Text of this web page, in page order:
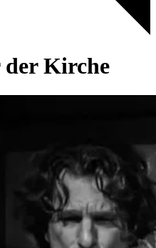
der Kirche